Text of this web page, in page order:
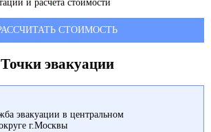
и расчета стоимости
СТОИМОСТЬ
Точки эвакуации
эвакуации в центральном
г.Москвы